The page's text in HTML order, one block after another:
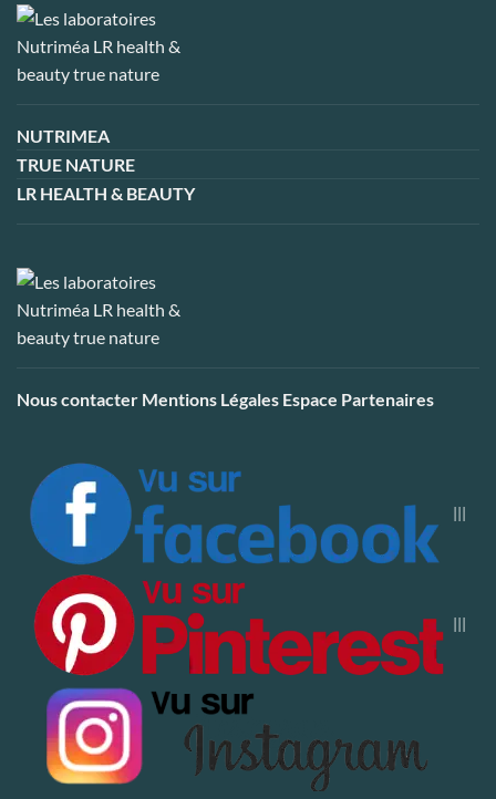
NUTRIMEA
TRUE NATURE
LR HEALTH & BEAUTY
Nous contacter Mentions Légales Espace Partenaires
|||
|||